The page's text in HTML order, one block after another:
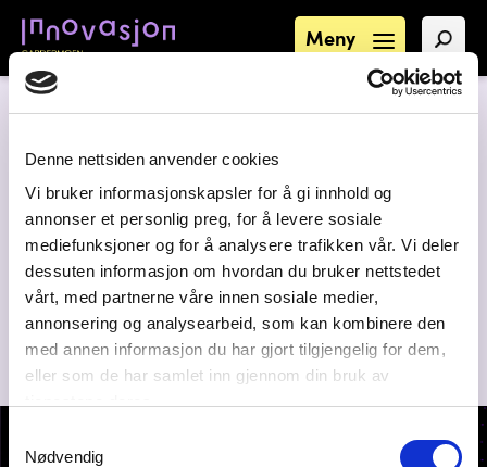
Denne nettsiden anvender cookies
Vi bruker informasjonskapsler for å gi innhold og
annonser et personlig preg, for å levere sosiale
mediefunksjoner og for å analysere trafikken vår. Vi deler
dessuten informasjon om hvordan du bruker nettstedet
vårt, med partnerne våre innen sosiale medier,
annonsering og analysearbeid, som kan kombinere den
med annen informasjon du har gjort tilgjengelig for dem,
eller som de har samlet inn gjennom din bruk av
Nødvendig
Meny